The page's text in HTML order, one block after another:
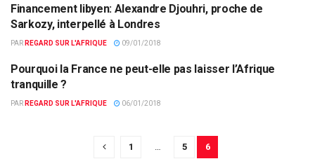
EUROPE & MONDE
Financement libyen: Alexandre Djouhri, proche de
Sarkozy, interpellé à Londres
PAR REGARD SUR L'AFRIQUE 09/01/2018
ACTUALITÉS PAR PAYS
Pourquoi la France ne peut-elle pas laisser l’Afrique
tranquille ?
PAR REGARD SUR L'AFRIQUE 06/01/2018
1 … 5 6